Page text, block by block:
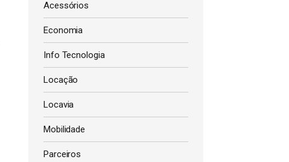
Acessórios
Economia
Info Tecnologia
Locação
Locavia
Mobilidade
Parceiros